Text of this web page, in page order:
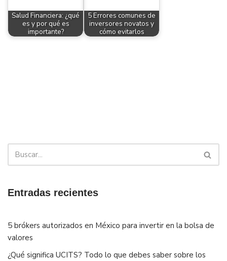
Salud Financiera: ¿qué
es y por qué es
importante?
5 Errores comunes de
inversores novatos y
cómo evitarlos
Entradas recientes
5 brókers autorizados en México para invertir en la bolsa de
valores
¿Qué significa UCITS? Todo lo que debes saber sobre los